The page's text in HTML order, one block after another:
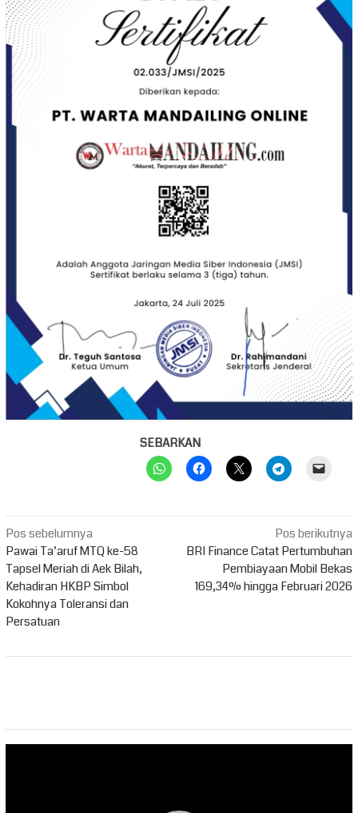
SEBARKAN
Navigasi
pos
Pos sebelumnya
Pawai Ta’aruf MTQ ke-58
Tapsel Meriah di Aek Bilah,
Kehadiran HKBP Simbol
Kokohnya Toleransi dan
Persatuan
Pos berikutnya
BRI Finance Catat Pertumbuhan
Pembiayaan Mobil Bekas
169,34% hingga Februari 2026